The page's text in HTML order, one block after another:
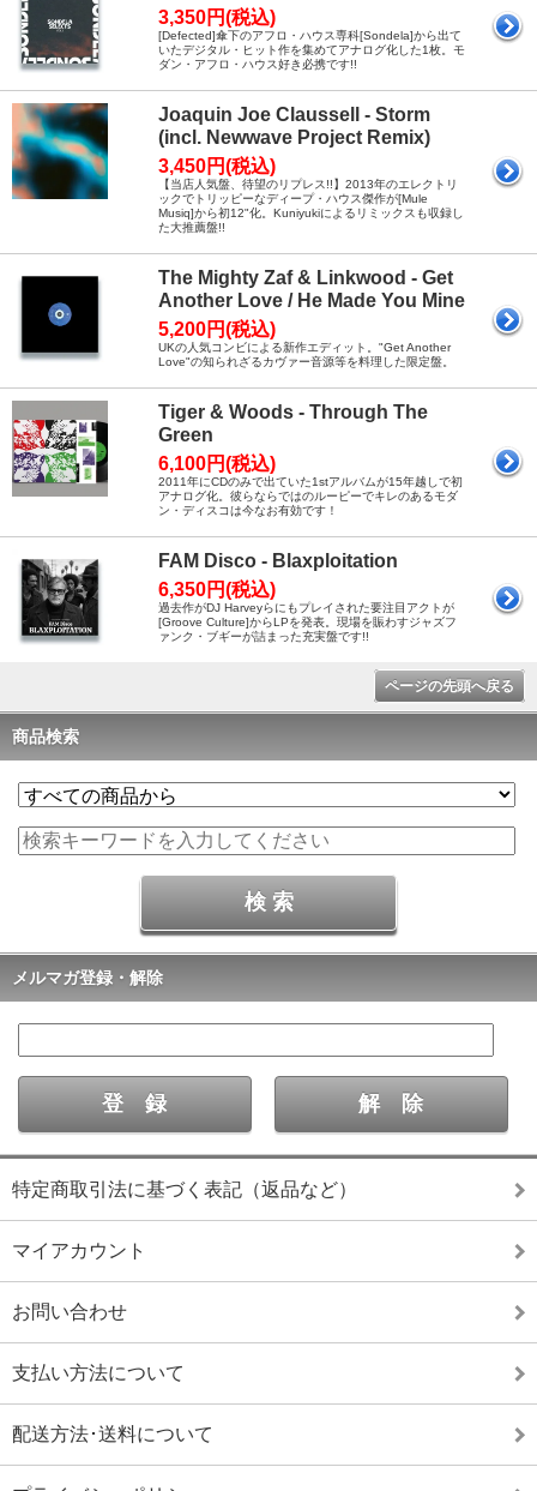
3,350円(税込)
[Defected]傘下のアフロ・ハウス専科[Sondela]から出て
いたデジタル・ヒット作を集めてアナログ化した1枚。モ
ダン・アフロ・ハウス好き必携です!!
Joaquin Joe Claussell - Storm
(incl. Newwave Project Remix)
3,450円(税込)
【当店人気盤、待望のリプレス!!】2013年のエレクトリ
ックでトリッピーなディープ・ハウス傑作が[Mule
Musiq]から初12"化。Kuniyukiによるリミックスも収録し
た大推薦盤!!
The Mighty Zaf & Linkwood - Get
Another Love / He Made You Mine
5,200円(税込)
UKの人気コンビによる新作エディット。"Get Another
Love"の知られざるカヴァー音源等を料理した限定盤。
Tiger & Woods - Through The
Green
6,100円(税込)
2011年にCDのみで出ていた1stアルバムが15年越しで初
アナログ化。彼らならではのルーピーでキレのあるモダ
ン・ディスコは今なお有効です！
FAM Disco - Blaxploitation
6,350円(税込)
過去作がDJ Harveyらにもプレイされた要注目アクトが
[Groove Culture]からLPを発表。現場を賑わすジャズフ
ァンク・ブギーが詰まった充実盤です!!
ページの先頭へ戻る
商品検索
メルマガ登録・解除
特定商取引法に基づく表記（返品など）
マイアカウント
お問い合わせ
支払い方法について
配送方法･送料について